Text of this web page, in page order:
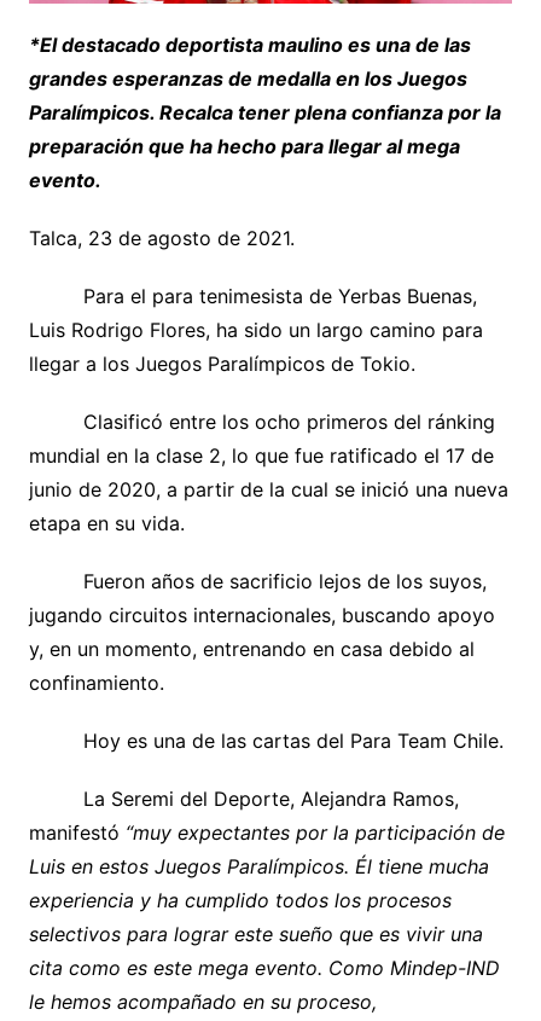
*El destacado deportista maulino es una de las
grandes esperanzas de medalla en los Juegos
Paralímpicos. Recalca tener plena confianza por la
preparación que ha hecho para llegar al mega
evento.
Talca, 23 de agosto de 2021.
Para el para tenimesista de Yerbas Buenas,
Luis Rodrigo Flores, ha sido un largo camino para
llegar a los Juegos Paralímpicos de Tokio.
Clasificó entre los ocho primeros del ránking
mundial en la clase 2, lo que fue ratificado el 17 de
junio de 2020, a partir de la cual se inició una nueva
etapa en su vida.
Fueron años de sacrificio lejos de los suyos,
jugando circuitos internacionales, buscando apoyo
y, en un momento, entrenando en casa debido al
confinamiento.
Hoy es una de las cartas del Para Team Chile.
La Seremi del Deporte, Alejandra Ramos,
manifestó “muy expectantes por la participación de
Luis en estos Juegos Paralímpicos. Él tiene mucha
experiencia y ha cumplido todos los procesos
selectivos para lograr este sueño que es vivir una
cita como es este mega evento. Como Mindep-IND
le hemos acompañado en su proceso,